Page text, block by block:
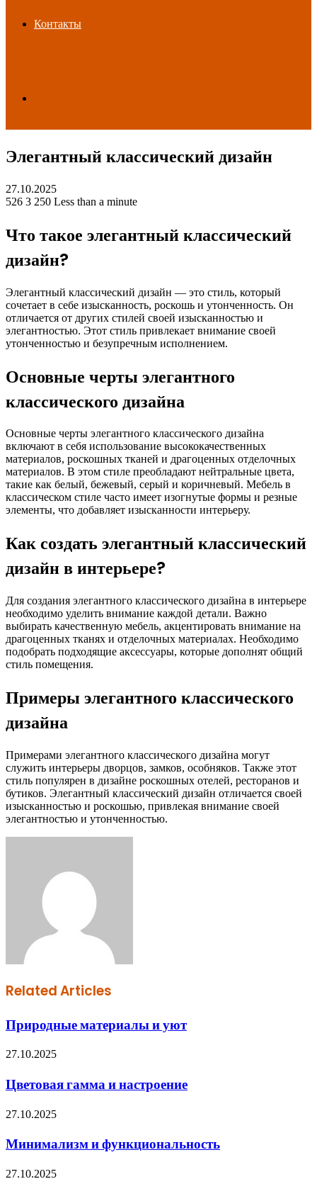
Контакты
for
Элегантный классический дизайн
27.10.2025
526 3 250 Less than a minute
Что такое элегантный классический
дизайн?
Элегантный классический дизайн — это стиль, который
сочетает в себе изысканность, роскошь и утонченность. Он
отличается от других стилей своей изысканностью и
элегантностью. Этот стиль привлекает внимание своей
утонченностью и безупречным исполнением.
Основные черты элегантного
классического дизайна
Основные черты элегантного классического дизайна
включают в себя использование высококачественных
материалов, роскошных тканей и драгоценных отделочных
материалов. В этом стиле преобладают нейтральные цвета,
такие как белый, бежевый, серый и коричневый. Мебель в
классическом стиле часто имеет изогнутые формы и резные
элементы, что добавляет изысканности интерьеру.
Как создать элегантный классический
дизайн в интерьере?
Для создания элегантного классического дизайна в интерьере
необходимо уделить внимание каждой детали. Важно
выбирать качественную мебель, акцентировать внимание на
драгоценных тканях и отделочных материалах. Необходимо
подобрать подходящие аксессуары, которые дополнят общий
стиль помещения.
Примеры элегантного классического
дизайна
Примерами элегантного классического дизайна могут
служить интерьеры дворцов, замков, особняков. Также этот
стиль популярен в дизайне роскошных отелей, ресторанов и
бутиков. Элегантный классический дизайн отличается своей
изысканностью и роскошью, привлекая внимание своей
элегантностью и утонченностью.
Related Articles
Природные материалы и уют
27.10.2025
Цветовая гамма и настроение
27.10.2025
Минимализм и функциональность
27.10.2025